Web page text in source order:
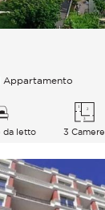
Appartamento
da letto 3 Camere